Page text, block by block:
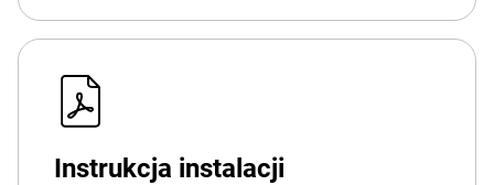
Instrukcja instalacji